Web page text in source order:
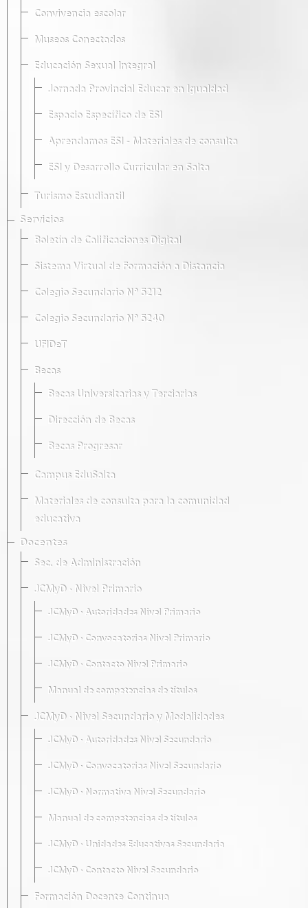
Convivencia escolar
Museos Conectados
Educación Sexual Integral
Jornada Provincial Educar en Igualdad
Espacio Específico de ESI
Aprendamos ESI - Materiales de consulta
ESI y Desarrollo Curricular en Salta
Turismo Estudiantil
Servicios
Boletín de Calificaciones Digital
Sistema Virtual de Formación a Distancia
Colegio Secundario Nº 5212
Colegio Secundario Nº 5240
UFIDeT
Becas
Becas Universitarias y Terciarias
Dirección de Becas
Becas Progresar
Campus EduSalta
Materiales de consulta para la comunidad
educativa
Docentes
Sec. de Administración
JCMyD · Nivel Primario
JCMyD · Autoridades Nivel Primario
JCMyD · Convocatorias Nivel Primario
JCMyD · Contacto Nivel Primario
Manual de competencias de títulos
JCMyD · Nivel Secundario y Modalidades
JCMyD · Autoridades Nivel Secundario
JCMyD · Convocatorias Nivel Secundario
JCMyD · Normativa Nivel Secundario
Manual de competencias de títulos
JCMyD · Unidades Educativas Secundaria
JCMyD · Contacto Nivel Secundario
Formación Docente Continua